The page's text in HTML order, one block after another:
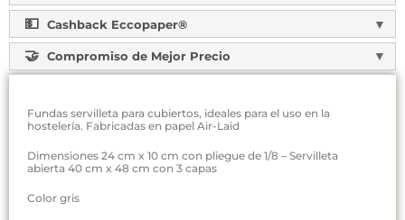
Cashback Eccopaper®
Compromiso de Mejor Precio
Fundas servilleta para cubiertos, ideales para el uso en la
hostelería. Fabricadas en papel Air-Laid
Dimensiones 24 cm x 10 cm con pliegue de 1/8 – Servilleta
abierta 40 cm x 48 cm con 3 capas
Color gris